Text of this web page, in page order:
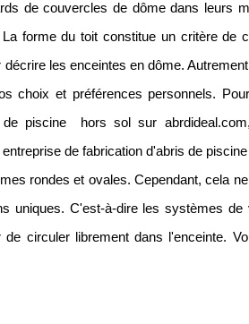
de couvercles de dôme dans leurs
forme du toit constitue un critère de
les enceintes en dôme.
choix et préférences personnels.
piscine hors sol sur
de fabrication d'abris de
rondes et ovales. Cependant, cela
uniques. C'est-à-dire les systèmes de
circuler librement dans l'enceinte.